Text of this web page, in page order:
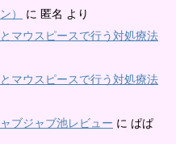
）
に 匿名 より
マウスピースで行う対処療法
マウスピースで行う対処療法
ブジャブ池レビュー に ぱぱ